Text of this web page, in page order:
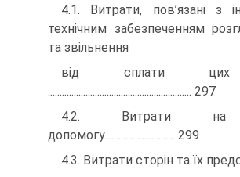
4.1. Витрати, пов’язані з
технічним забезпеченням
та звільнення
від сплати цих
............................................................. 297
4.2. Витрати на
допомогу.............................. 299
4.3. Витрати сторін та їх